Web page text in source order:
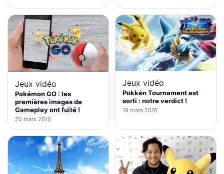
Jeux vidéo
Pokémon GO : les
premières images de
Gameplay ont fuité !
20 mars 2016
Jeux vidéo
Pokkén Tournament est
sorti : notre verdict !
18 mars 2016